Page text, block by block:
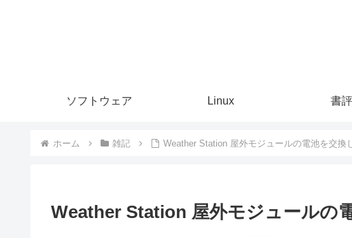
ソフトウェア Linux 書評
ホーム 雑記 Weather Station 屋外モジュールの電池を交換
Weather Station 屋外モジュールの